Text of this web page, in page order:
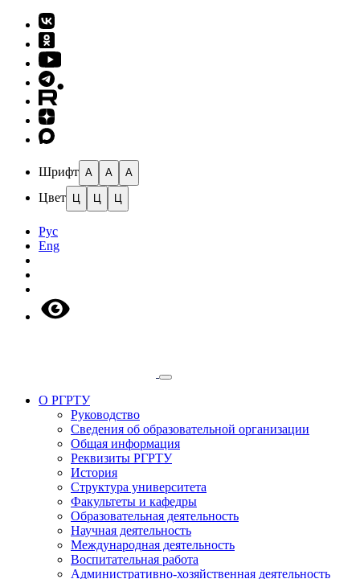
Шрифт A A A
Цвет Ц Ц Ц
Рус
Eng
О РГРТУ
Руководство
Сведения об образовательной организации
Общая информация
Реквизиты РГРТУ
История
Структура университета
Факультеты и кафедры
Образовательная деятельность
Научная деятельность
Международная деятельность
Воспитательная работа
Административно-хозяйственная деятельность